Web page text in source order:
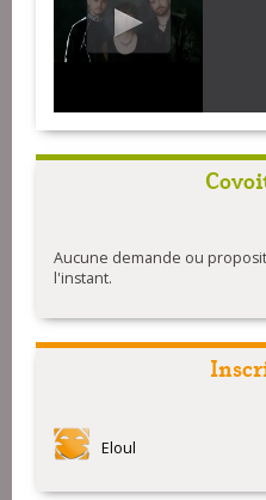
Aucune demande ou
l'instant.
Eloul